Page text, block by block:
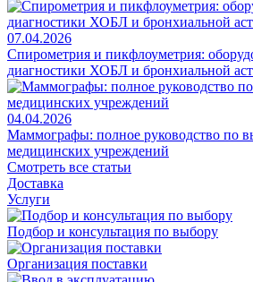
07.04.2026
Спирометрия и пикфлоуметрия:
диагностики ХОБЛ и бронхиальной
04.04.2026
Маммографы: полное руководство по
медицинских учреждений
Смотреть все статьи
Доставка
Услуги
Подбор и консультация по выбору
Организация поставки